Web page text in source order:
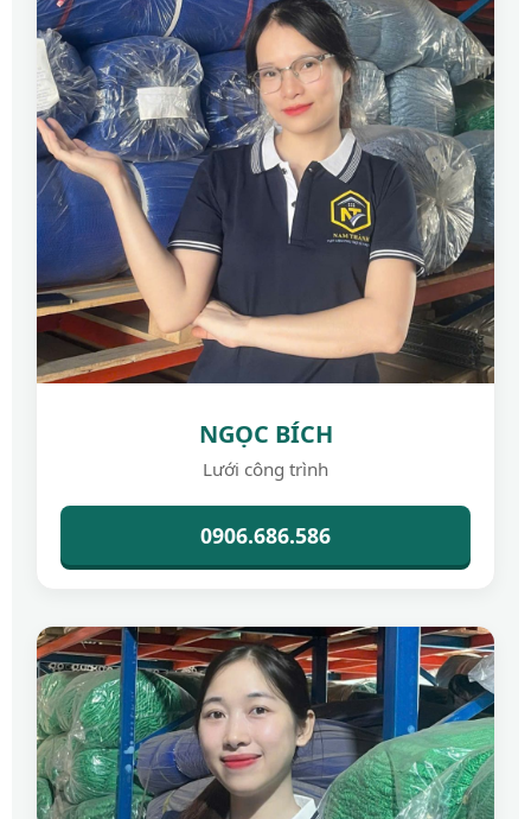
NGỌC BÍCH
Lưới công trình
0906.686.586